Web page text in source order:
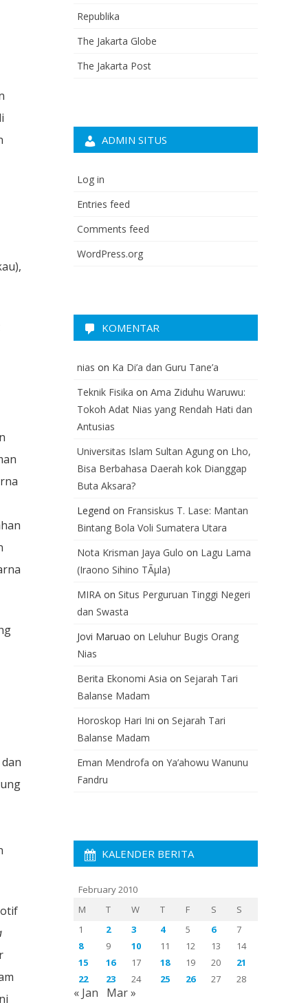
dan
Republika
The Jakarta Globe
The Jakarta Post
ADMIN SITUS
Log in
Entries feed
Comments feed
WordPress.org
KOMENTAR
nias on Ka Di’a dan Guru Tane’a
Teknik Fisika on Ama Ziduhu Waruwu:
Tokoh Adat Nias yang Rendah Hati dan
Antusias
Universitas Islam Sultan Agung on Lho,
Bisa Berbahasa Daerah kok Dianggap
Buta Aksara?
Legend on Fransiskus T. Lase: Mantan
Bintang Bola Voli Sumatera Utara
Nota Krisman Jaya Gulo on Lagu Lama
(Iraono Sihino TÃµla)
MIRA on Situs Perguruan Tinggi Negeri
dan Swasta
Jovi Maruao on Leluhur Bugis Orang
Nias
Berita Ekonomi Asia on Sejarah Tari
Balanse Madam
Horoskop Hari Ini on Sejarah Tari
Balanse Madam
Eman Mendrofa on Ya’ahowu Wanunu
Fandru
KALENDER BERITA
February 2010
M
T W T F S
S
1
2 3 4 5 6
7
8
9 10 11 12 13
14
15
16 17 18 19 20
21
22
23 24 25 26 27 28
« Jan Mar »